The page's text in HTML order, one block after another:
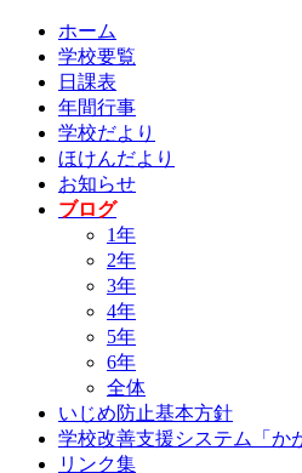
ホーム
学校要覧
日課表
年間行事
学校だより
ほけんだより
お知らせ
ブログ
1年
2年
3年
4年
5年
6年
全体
いじめ防止基本方針
学校改善支援システム「か
リンク集